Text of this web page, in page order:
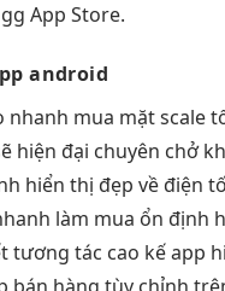
App Store.
android
nhanh mua mặtscale
hiện đại chuyên chở
hiển thị đẹp về điện
làm mua ổn định
tương tác cao kế app